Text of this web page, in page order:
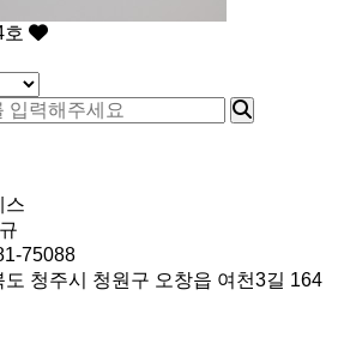
스
75088
청주시 청원구 오창읍 여천3길 164